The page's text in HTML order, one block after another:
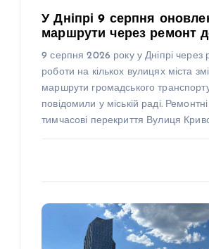
У Дніпрі 9 серпня
маршрути через ремонт
9 серпня 2026 року у Дніпрі через
роботи на кількох вулицях міста
маршрути громадського
повідомили у міській раді.
тимчасові перекриття Вулиця